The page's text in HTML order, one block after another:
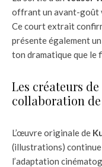
offrant un avant-goût
Ce court extrait
présente également
ton dramatique que le
Les créateurs
collaboration
L’œuvre originale de
(illustrations)
l’adaptation